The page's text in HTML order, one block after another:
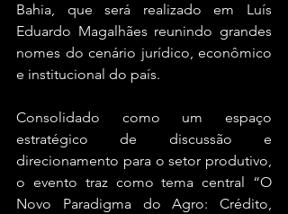
Bahia, que será realizado em Luís
Eduardo Magalhães reunindo grandes
nomes do cenário jurídico, econômico
e institucional do país.
Consolidado como um espaço
estratégico de discussão e
direcionamento para o setor produtivo,
o evento traz como tema central “O
Novo Paradigma do Agro: Crédito,